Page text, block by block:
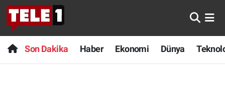
Son Dakika Haber Ekonomi Dünya
Anında Manşet
Başka Sohbetler
Son Dakika
Haber
Nöbetçi Eczaneler
Hava Durumu